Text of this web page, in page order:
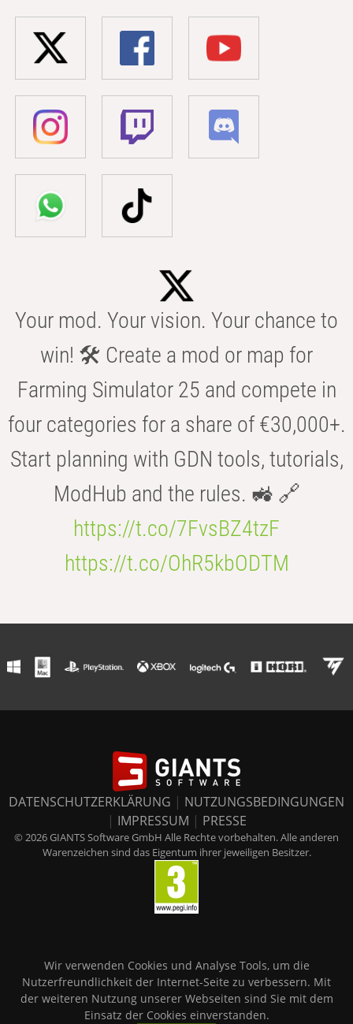
Your mod. Your vision. Your chance to
win! 🛠️ Create a mod or map for
Farming Simulator 25 and compete in
four categories for a share of €30,000+.
Start planning with GDN tools, tutorials,
ModHub and the rules. 🚜 🔗
https://t.co/7FvsBZ4tzF
https://t.co/OhR5kbODTM
DATENSCHUTZERKLÄRUNG | NUTZUNGSBEDINGUNGEN
| IMPRESSUM | PRESSE
© 2026 GIANTS Software GmbH Alle Rechte vorbehalten. Alle anderen
Warenzeichen sind das Eigentum ihrer jeweiligen Besitzer.
Wir verwenden Cookies und Analyse Tools, um die
Nutzerfreundlichkeit der Internet-Seite zu verbessern. Mit
der weiteren Nutzung unserer Webseiten sind Sie mit dem
Einsatz der Cookies einverstanden.